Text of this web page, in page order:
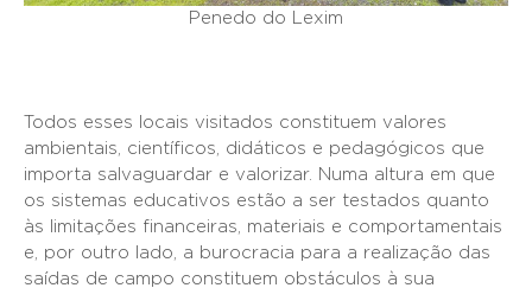
Penedo do Lexim
Todos esses locais visitados constituem valores
ambientais, científicos, didáticos e pedagógicos que
importa salvaguardar e valorizar. Numa altura em que
os sistemas educativos estão a ser testados quanto
às limitações financeiras, materiais e comportamentais
e, por outro lado, a burocracia para a realização das
saídas de campo constituem obstáculos à sua